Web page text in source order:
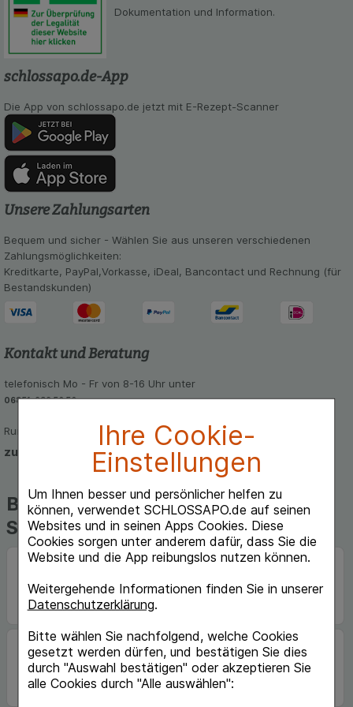
Ihre Cookie-
Einstellungen
Um Ihnen besser und persönlicher helfen zu
können, verwendet SCHLOSSAPO.de auf seinen
Websites und in seinen Apps Cookies. Diese
Cookies sorgen unter anderem dafür, dass Sie die
Website und die App reibungslos nutzen können.
Weitergehende Informationen finden Sie in unserer
Datenschutzerklärung.
Bitte wählen Sie nachfolgend, welche Cookies
gesetzt werden dürfen, und bestätigen Sie dies
durch "Auswahl bestätigen" oder akzeptieren Sie
alle Cookies durch "Alle auswählen":
Dokumentation und Information.
schlossapo.de-App
Die App von schlossapo.de jetzt mit E-Rezept-Scanner
Unsere Zahlungsarten
Bequem und sicher - Wählen Sie aus unseren verschiedenen
Zahlungsmöglichkeiten:
Kreditkarte, PayPal,Vorkasse, iDeal, Bancontact und Rechnung (für
Bestandskunden)
Kontakt und Beratung
telefonisch Mo - Fr von 8-16 Uhr unter
06851-939 56 56
Rund um die Uhr per E-Mail
zum Kontaktformular
Beliebte Marken auf
Schlossapo.de